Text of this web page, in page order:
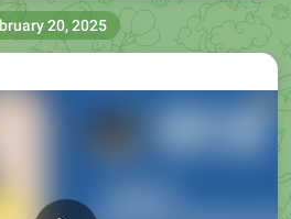
20, 2025